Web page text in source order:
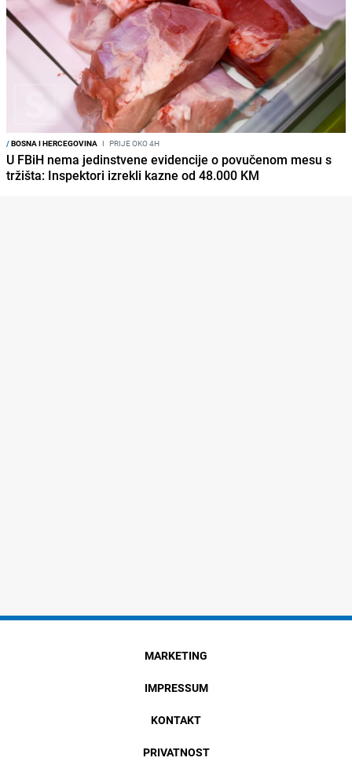
/BOSNA I HERCEGOVINA I PRIJE OKO 4H
U FBiH nema jedinstvene evidencije o povučenom mesu s
tržišta: Inspektori izrekli kazne od 48.000 KM
MARKETING
IMPRESSUM
KONTAKT
PRIVATNOST